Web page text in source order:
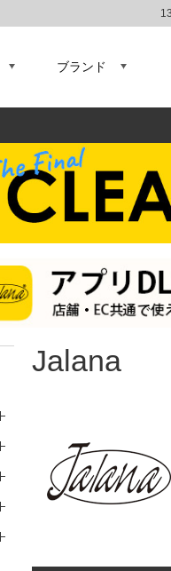
ブランド
Jalana